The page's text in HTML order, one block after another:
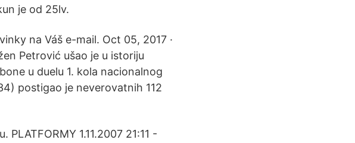
je od 25lv.
na Váš e-mail. Oct 05, 2017 ·
Petrović ušao je u istoriju
u duelu 1. kola nacionalnog
postigao je neverovatnih 112
1.11.2007 21:11 -